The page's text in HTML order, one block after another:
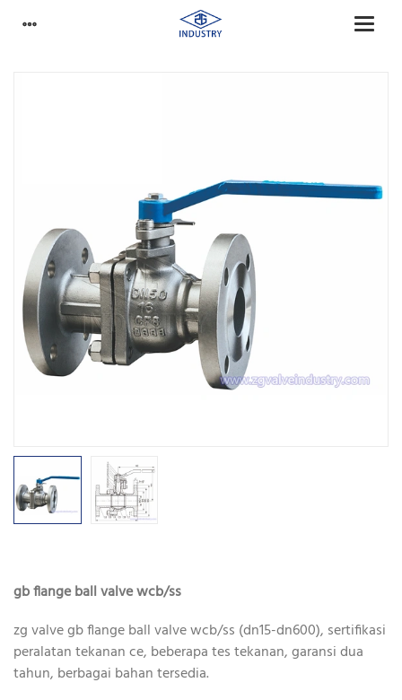
gb flange ball valve wcb/ss
zg valve gb flange ball valve wcb/ss (dn15-dn600), sertifikasi
peralatan tekanan ce, beberapa tes tekanan, garansi dua
tahun, berbagai bahan tersedia.